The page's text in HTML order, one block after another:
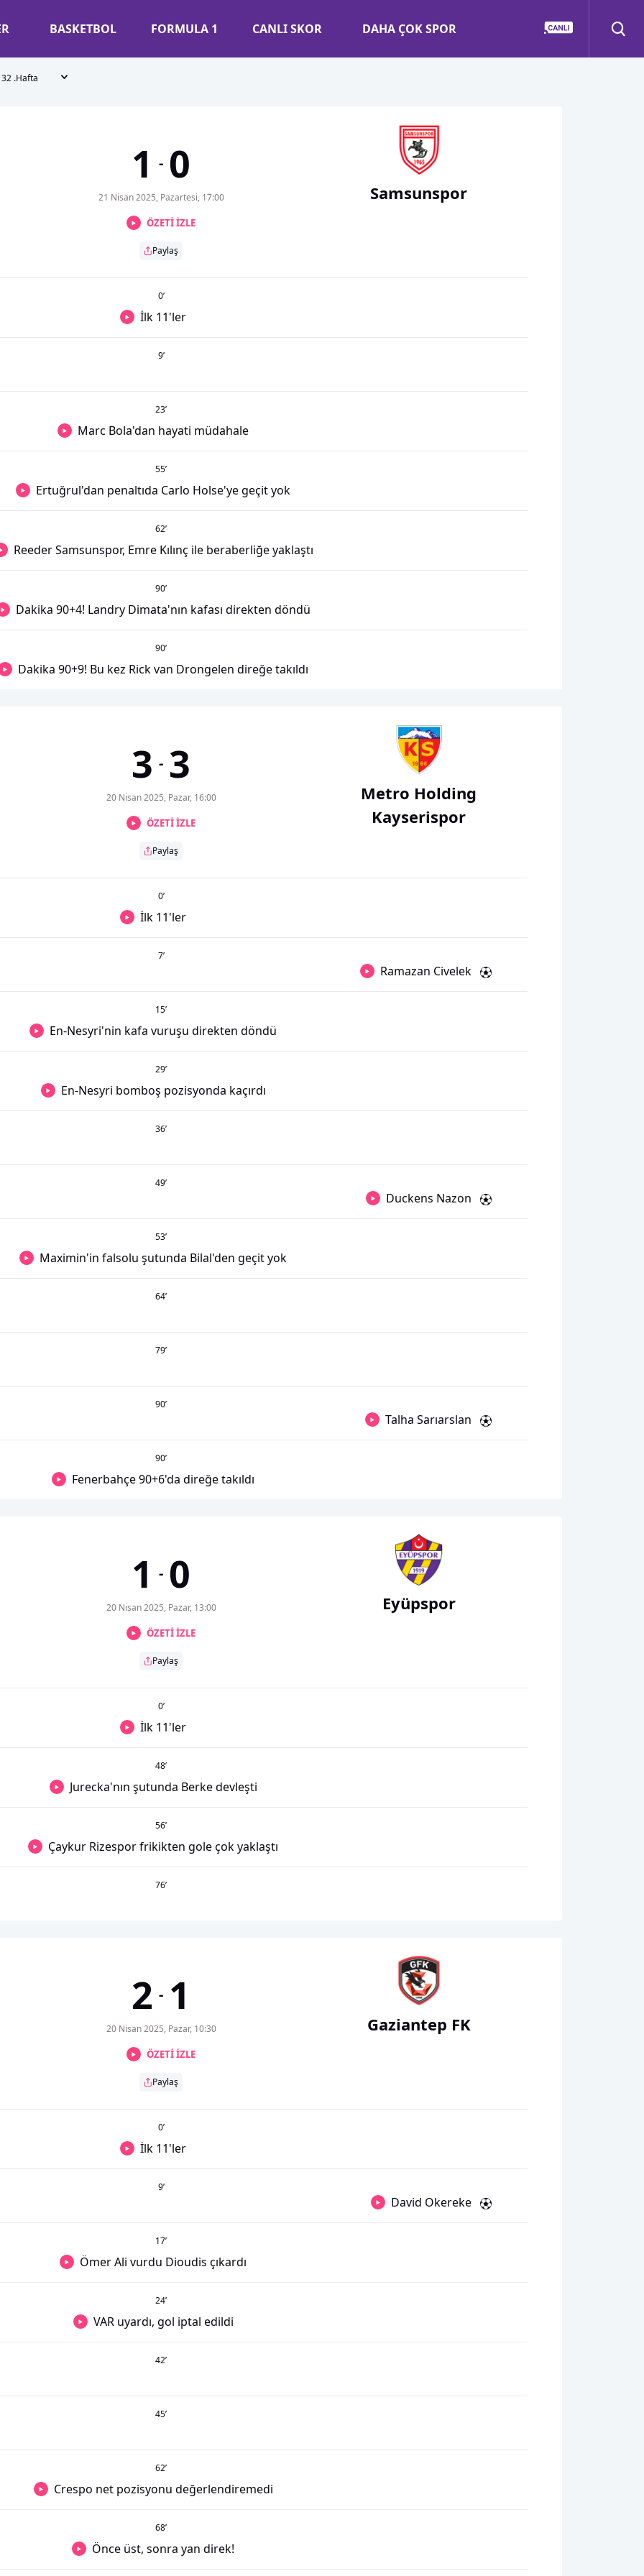
BASKETBOL FORMULA 1 CANLI SKOR DAHA ÇOK SPOR
32 .Hafta
1 - 0
21 Nisan 2025, Pazartesi, 17:00
ÖZETİ İZLE
Paylaş
Samsunspor
0’
İlk 11'ler
9’
23’
Marc Bola'dan hayati müdahale
55’
Ertuğrul'dan penaltıda Carlo Holse'ye geçit yok
62’
Reeder Samsunspor, Emre Kılınç ile beraberliğe yaklaştı
90’
Dakika 90+4! Landry Dimata'nın kafası direkten döndü
90’
Dakika 90+9! Bu kez Rick van Drongelen direğe takıldı
3 - 3
20 Nisan 2025, Pazar, 16:00
ÖZETİ İZLE
Paylaş
Metro Holding
Kayserispor
0’
İlk 11'ler
7’
Ramazan Civelek
15’
En-Nesyri'nin kafa vuruşu direkten döndü
29’
En-Nesyri bomboş pozisyonda kaçırdı
36’
49’
Duckens Nazon
53’
Maximin'in falsolu şutunda Bilal'den geçit yok
64’
79’
90’
Talha Sarıarslan
90’
Fenerbahçe 90+6'da direğe takıldı
1 - 0
20 Nisan 2025, Pazar, 13:00
ÖZETİ İZLE
Paylaş
Eyüpspor
0’
İlk 11'ler
48’
Jurecka'nın şutunda Berke devleşti
56’
Çaykur Rizespor frikikten gole çok yaklaştı
76’
2 - 1
20 Nisan 2025, Pazar, 10:30
ÖZETİ İZLE
Paylaş
Gaziantep FK
0’
İlk 11'ler
9’
David Okereke
17’
Ömer Ali vurdu Dioudis çıkardı
24’
VAR uyardı, gol iptal edildi
42’
45’
62’
Crespo net pozisyonu değerlendiremedi
68’
Önce üst, sonra yan direk!